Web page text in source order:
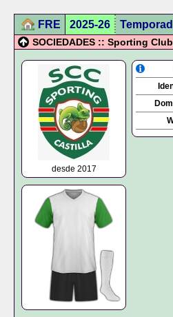
FRE 2025-26
SOCIEDADES :: Sporting
desde 2017